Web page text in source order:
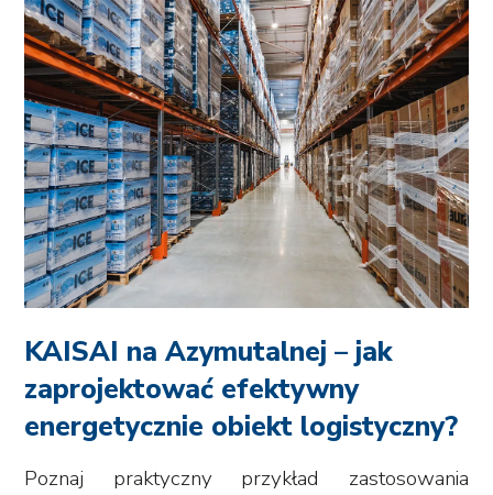
KAISAI na Azymutalnej – jak
zaprojektować efektywny
energetycznie obiekt logistyczny?
Poznaj praktyczny przykład zastosowania